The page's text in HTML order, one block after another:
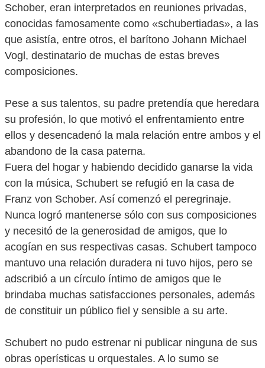
Schober, eran interpretados en reuniones privadas,
conocidas famosamente como «schubertiadas», a las
que asistía, entre otros, el barítono Johann Michael
Vogl, destinatario de muchas de estas breves
composiciones.
Pese a sus talentos, su padre pretendía que heredara
su profesión, lo que motivó el enfrentamiento entre
ellos y desencadenó la mala relación entre ambos y el
abandono de la casa paterna.
Fuera del hogar y habiendo decidido ganarse la vida
con la música, Schubert se refugió en la casa de
Franz von Schober. Así comenzó el peregrinaje.
Nunca logró mantenerse sólo con sus composiciones
y necesitó de la generosidad de amigos, que lo
acogían en sus respectivas casas. Schubert tampoco
mantuvo una relación duradera ni tuvo hijos, pero se
adscribió a un círculo íntimo de amigos que le
brindaba muchas satisfacciones personales, además
de constituir un público fiel y sensible a su arte.
Schubert no pudo estrenar ni publicar ninguna de sus
obras operísticas u orquestales. A lo sumo se